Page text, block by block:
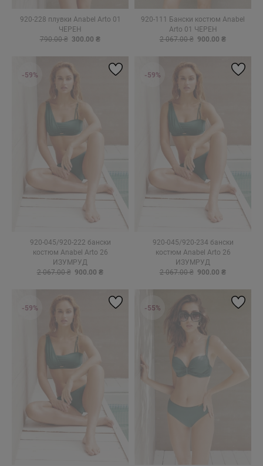
920-228 плувки Anabel Arto 01
ЧЕРЕН
790.00 ₴ 300.00 ₴
920-111 Бански костюм Anabel
Arto 01 ЧЕРЕН
2 067.00 ₴ 900.00 ₴
920-045/920-222 бански
костюм Anabel Arto 26
ИЗУМРУД
2 067.00 ₴ 900.00 ₴
-59%
920-045/920-234 бански
костюм Anabel Arto 26
ИЗУМРУД
2 067.00 ₴ 900.00 ₴
-59%
-59% -55%